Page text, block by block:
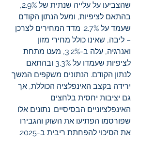
שהצביעו על עלייה שנתית של 2.9%,
בהתאם לציפיות, ומעל הנתון הקודם
שעמד על 2.7%. מדד המחירים לצרכן
– ליבה, שאינו כולל מחירי מזון
ואנרגיה, עלה ב-3.2%, מעט מתחת
לציפיות שעמדו על 3.3% ובהתאם
לנתון הקודם. הנתונים משקפים המשך
ירידה בקצב האינפלציה הכוללת, אך
גם יציבות יחסית בלחצים
האינפלציוניים הבסיסיים. נתונים אלו
שפורסמו הפתיעו את השוק והגבירו
את הסיכוי להפחתת ריבית ב-2025.